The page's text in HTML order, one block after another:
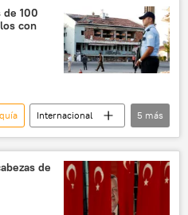
detención
noticias
de 100
con
Internacional
noticias
5 más
de